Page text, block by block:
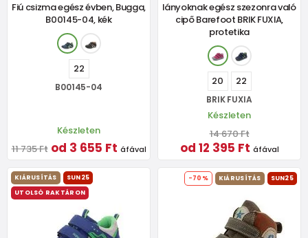
Fiú csizma egész évben, Bugga,
B00145-04, kék
22
B00145-04
Készleten
11 735 Ft od 3 655 Ft áfával
lányoknak egész szezonra való
cipő Barefoot BRIK FUXIA,
protetika
20 22
BRIK FUXIA
Készleten
14 670 Ft
od 12 395 Ft áfával
KIÁRUSÍTÁS
SUN25
UTOLSÓ RAKTÁRON
-70% KIÁRUSÍTÁS SUN25